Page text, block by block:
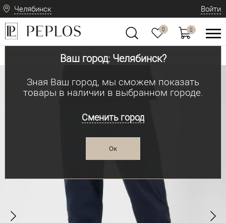
Челябинск
Ваш город: Челябинск?
Зная Ваш город, мы сможем показать
товары в наличии в выбранном городе.
Сменить город
Ок
Войти
0 0
Школьная форма / Детская одежда Детская и подростковая одежда для